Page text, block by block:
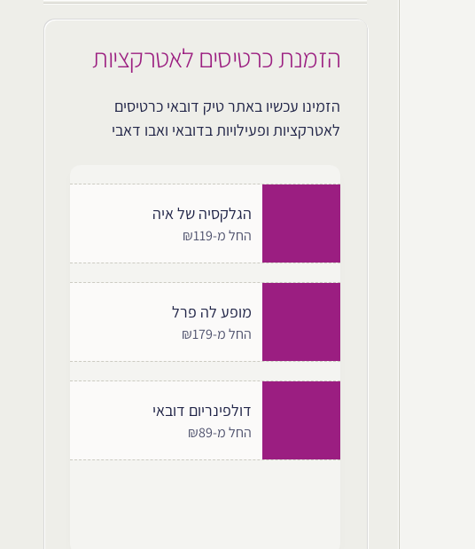
הזמנת כרטיסים לאטרקציות
הזמינו עכשיו באתר טיק דובאי כרטיסים
לאטרקציות ופעילויות בדובאי ואבו דאבי
הגלקסיה של איה
החל מ-₪119
מופע לה פרל
החל מ-₪179
דולפינריום דובאי
החל מ-₪89